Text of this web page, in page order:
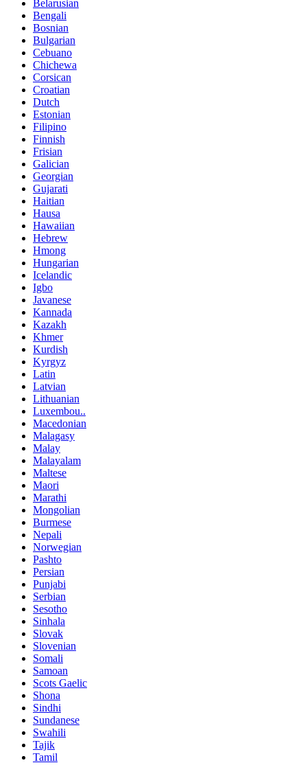
Belarusian
Bengali
Bosnian
Bulgarian
Cebuano
Chichewa
Corsican
Croatian
Dutch
Estonian
Filipino
Finnish
Frisian
Galician
Georgian
Gujarati
Haitian
Hausa
Hawaiian
Hebrew
Hmong
Hungarian
Icelandic
Igbo
Javanese
Kannada
Kazakh
Khmer
Kurdish
Kyrgyz
Latin
Latvian
Lithuanian
Luxembou..
Macedonian
Malagasy
Malay
Malayalam
Maltese
Maori
Marathi
Mongolian
Burmese
Nepali
Norwegian
Pashto
Persian
Punjabi
Serbian
Sesotho
Sinhala
Slovak
Slovenian
Somali
Samoan
Scots Gaelic
Shona
Sindhi
Sundanese
Swahili
Tajik
Tamil